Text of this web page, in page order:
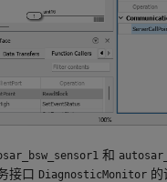
和
接口 DiagnosticMonitor 的